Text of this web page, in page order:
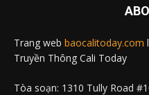
Trang web baocalitoday.com
Truyền Thông Cali Today
Tòa soạn: 1310 Tully Road